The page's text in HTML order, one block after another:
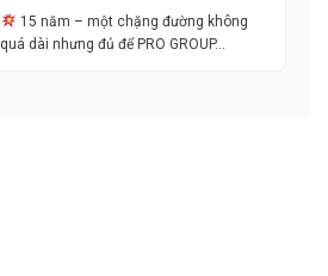
15 năm – một chặng đường không
quá dài nhưng đủ để PRO GROUP…